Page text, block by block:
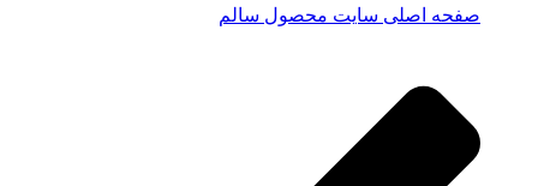
صفحه اصلی سایت محصول سالم